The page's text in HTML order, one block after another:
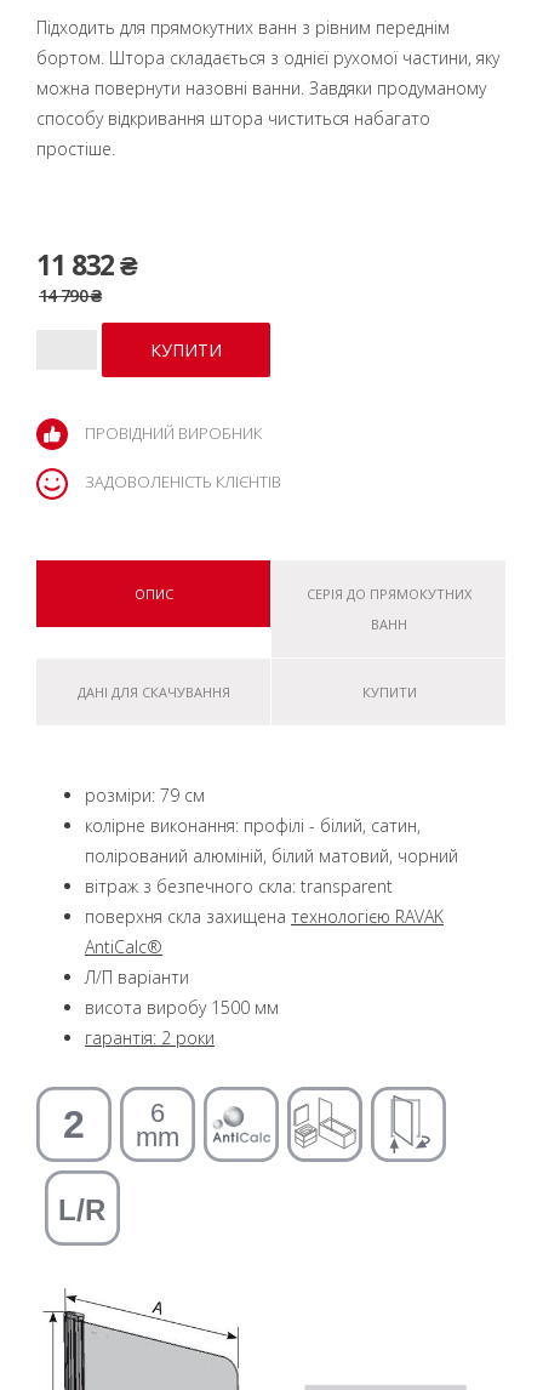
Підходить для прямокутних ванн з рівним переднім
бортом. Штора складається з однієї рухомої частини, яку
можна повернути назовні ванни. Завдяки продуманому
способу відкривання штора чиститься набагато
простіше.
11 832 ₴
14 790 ₴
ПРОВІДНИЙ ВИРОБНИК
ЗАДОВОЛЕНІСТЬ КЛІЄНТІВ
ОПИС
СЕРІЯ ДО ПРЯМОКУТНИХ
ВАНН
ДАНІ ДЛЯ СКАЧУВАННЯ КУПИТИ
розміри: 79 см
колірне виконання: профілі - білий, сатин,
полірований алюміній, білий матовий, чорний
вітраж з безпечного скла: transparent
поверхня скла захищена технологією RAVAK
AntiCalc®
Л/П варіанти
висота виробу 1500 мм
гарантія: 2 роки